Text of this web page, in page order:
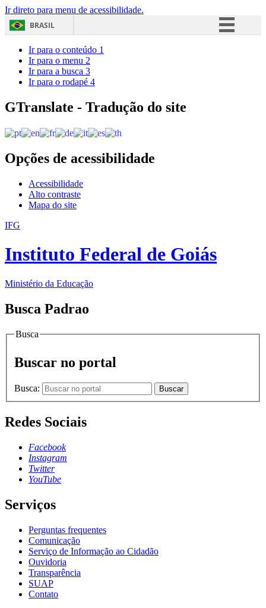
Ir direto para menu de acessibilidade.
BRASIL
Acesso à informação
Ir para o conteúdo 1
Ir para o menu 2
Ir para a busca 3
Ir para o rodapé 4
GTranslate - Tradução do site
Opções de acessibilidade
Acessibilidade
Alto contraste
Mapa do site
IFG
Instituto Federal de Goiás
Ministério da Educação
Busca Padrao
Busca
Buscar no portal
Busca: Buscar
Redes Sociais
Facebook
Instagram
Twitter
YouTube
Serviços
Perguntas frequentes
Comunicação
Serviço de Informação ao Cidadão
Ouvidoria
Transparência
SUAP
Contato